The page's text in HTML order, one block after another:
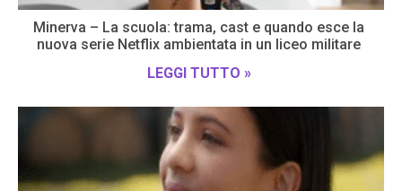
Minerva – La scuola: trama, cast e quando esce la
nuova serie Netflix ambientata in un liceo militare
LEGGI TUTTO »